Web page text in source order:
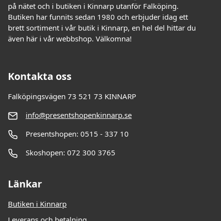
på nätet och i butiken i Kinnarp utanför Falköping.
Butiken har funnits sedan 1980 och erbjuder idag ett
brett sortiment i vår butik i Kinnarp, en hel del hittar du
även här i vår webbshop. Välkomna!
Kontakta oss
Falköpingsvägen 73 521 73 KINNARP
info@presentshopenkinnarp.se
Presentshopen: 0515 - 337 10
Skoshopen: 072 300 3765
Länkar
Butiken i Kinnarp